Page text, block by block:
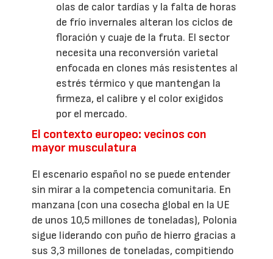
olas de calor tardías y la falta de horas
de frío invernales alteran los ciclos de
floración y cuaje de la fruta. El sector
necesita una reconversión varietal
enfocada en clones más resistentes al
estrés térmico y que mantengan la
firmeza, el calibre y el color exigidos
por el mercado.
El contexto europeo: vecinos con
mayor musculatura
El escenario español no se puede entender
sin mirar a la competencia comunitaria. En
manzana (con una cosecha global en la UE
de unos 10,5 millones de toneladas), Polonia
sigue liderando con puño de hierro gracias a
sus 3,3 millones de toneladas, compitiendo